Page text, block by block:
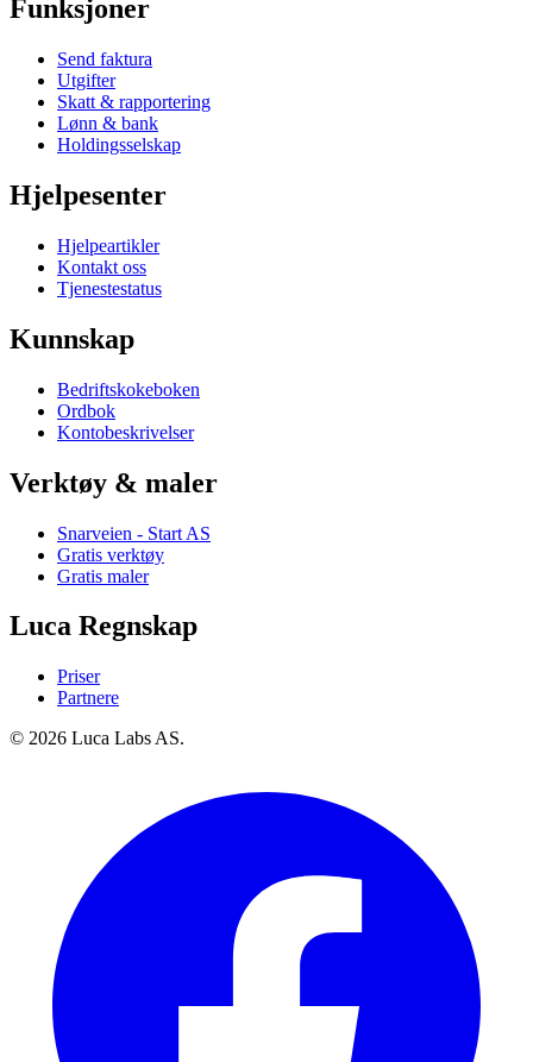
Funksjoner
Send faktura
Utgifter
Skatt & rapportering
Lønn & bank
Holdingsselskap
Hjelpesenter
Hjelpeartikler
Kontakt oss
Tjenestestatus
Kunnskap
Bedriftskokeboken
Ordbok
Kontobeskrivelser
Verktøy & maler
Snarveien - Start AS
Gratis verktøy
Gratis maler
Luca Regnskap
Priser
Partnere
© 2026 Luca Labs AS.